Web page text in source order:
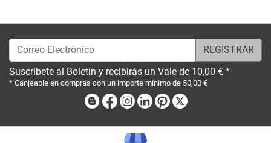
Correo Electrónico
Suscríbete al Boletín y recibirás un Vale de 10,00 € *
* Canjeable en compras con un importe mínimo de 50,00 €
BlogFacebook
Instagram
LinkedinPinterest